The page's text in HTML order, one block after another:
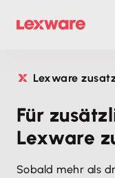
Lexware
Für
Lexware
Sobald mehr als